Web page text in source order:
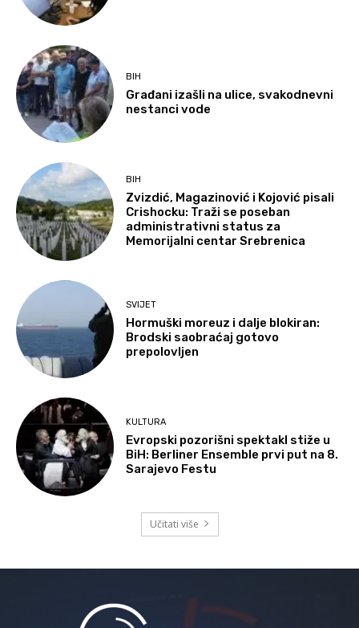
BIH
Građani izašli na ulice, svakodnevni
nestanci vode
BIH
Zvizdić, Magazinović i Kojović pisali
Crishocku: Traži se poseban
administrativni status za
Memorijalni centar Srebrenica
SVIJET
Hormuški moreuz i dalje blokiran:
Brodski saobraćaj gotovo
prepolovljen
KULTURA
Evropski pozorišni spektakl stiže u
BiH: Berliner Ensemble prvi put na 8.
Sarajevo Festu
Učitati više